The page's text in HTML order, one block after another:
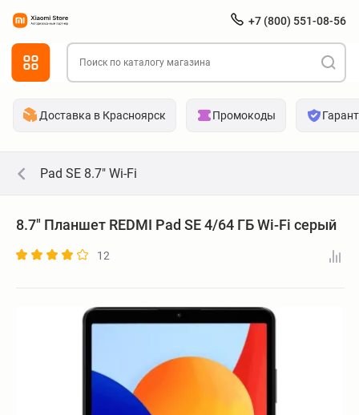
+7 (800) 551-08-56
Доставка в Красноярск Промокоды
Pad SE 8.7" Wi-Fi
8.7" Планшет REDMI Pad SE 4/64 ГБ Wi-Fi серый
12